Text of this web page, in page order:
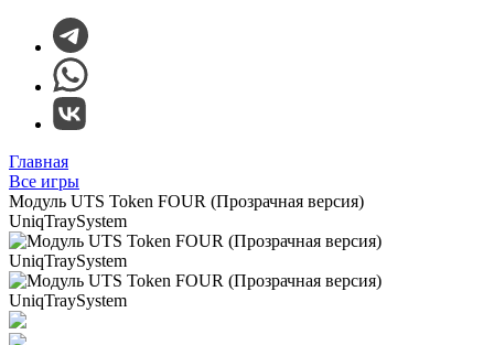
Главная
Все игры
Модуль UTS Token FOUR (Прозрачная версия)
UniqTraySystem